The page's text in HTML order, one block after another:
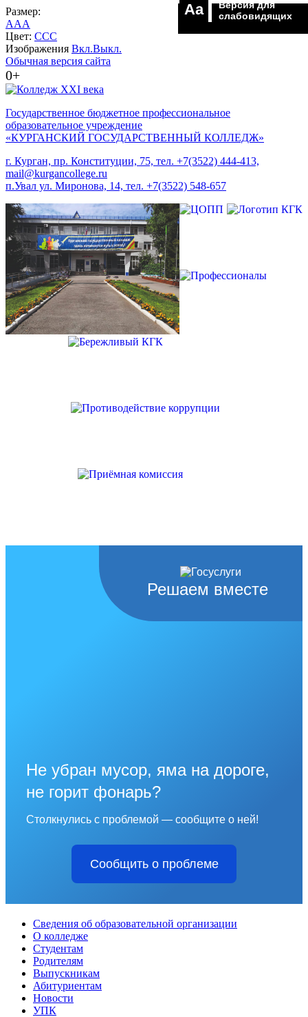
Размер:
AAA
Цвет: CCC
Изображения Вкл.Выкл.
Обычная версия сайта
0+
Aa
Версия для
слабовидящих
Государственное бюджетное профессиональное
образовательное учреждение
«КУРГАНСКИЙ ГОСУДАРСТВЕННЫЙ КОЛЛЕДЖ»
г. Курган, пр. Конституции, 75, тел. +7(3522) 444-413,
mail@kurgancollege.ru
п.Увал ул. Миронова, 14, тел. +7(3522) 548-657
Решаем вместе
Не убран мусор, яма на дороге,
не горит фонарь?
Столкнулись с проблемой — сообщите о ней!
Сообщить о проблеме
Сведения об образовательной организации
О колледже
Студентам
Родителям
Выпускникам
Абитуриентам
Новости
УПК